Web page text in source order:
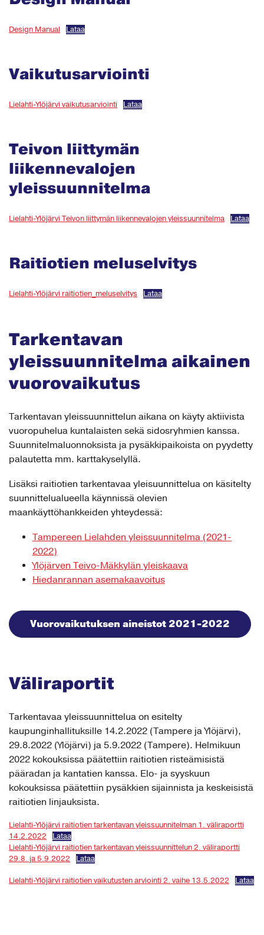
Design Manual Lataa
Vaikutusarviointi
Lielahti-Ylöjärvi vaikutusarviointi Lataa
Teivon liittymän
liikennevalojen
yleissuunnitelma
Lielahti-Ylöjärvi Teivon liittymän liikennevalojen yleissuunnitelma Lataa
Raitiotien meluselvitys
Lielahti-Ylöjärvi raitiotien_meluselvitys Lataa
Tarkentavan
yleissuunnitelma aikainen
vuorovaikutus
Tarkentavan yleissuunnittelun aikana on käyty aktiivista
vuoropuhelua kuntalaisten sekä sidosryhmien kanssa.
Suunnitelmaluonnoksista ja pysäkkipaikoista on pyydetty
palautetta mm. karttakyselyllä.
Lisäksi raitiotien tarkentavaa yleisuunnittelua on käsitelty
suunnittelualueella käynnissä olevien
maankäyttöhankkeiden yhteydessä:
Tampereen Lielahden yleissuunnitelma (2021-
2022)
Ylöjärven Teivo-Mäkkylän yleiskaava
Hiedanrannan asemakaavoitus
Vuorovaikutuksen aineistot 2021-2022
Väliraportit
Tarkentavaa yleissuunnittelua on esitelty
kaupunginhallituksille 14.2.2022 (Tampere ja Ylöjärvi),
29.8.2022 (Ylöjärvi) ja 5.9.2022 (Tampere). Helmikuun
2022 kokouksissa päätettiin raitiotien risteämisistä
pääradan ja kantatien kanssa. Elo- ja syyskuun
kokouksissa päätettiin pysäkkien sijainnista ja keskeisistä
raitiotien linjauksista.
Lielahti-Ylöjärvi raitiotien tarkentavan yleissuunnitelman 1. väliraportti
14.2.2022
Lataa
Lielahti-Ylöjärvi raitiotien tarkentavan yleissuunnittelun 2. väliraportti
29.8. ja 5.9.2022
Lataa
Lielahti-Ylöjärvi raitiotien vaikutusten arviointi 2. vaihe 13.5.2022 Lataa